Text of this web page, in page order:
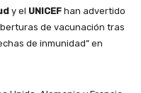
y el UNICEF han advertido
de vacunación tras
de inmunidad” en